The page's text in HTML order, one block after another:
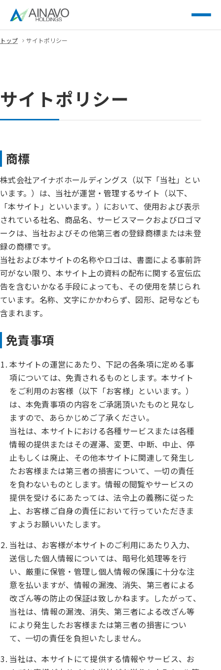
トップ サイトポリシー
サイトポリシー
商標
株式会社アイナボホールディングス（以下「当社」とい
います。）は、当社が運営・管理するサイト（以下、
「本サイト」といいます。）において、使用および表示
されている社名、商品名、サービスマークおよびロゴマ
ークは、当社およびその他第三者の登録商標または未登
録の商標です。
当社および本サイトの名称やロゴは、書面による事前許
可がない限り、本サイト上の資料の配布に関する宣伝広
告を含むいかなる手段によっても、その使用を禁じられ
ています。名称、文字にかかわらず、図形、記号なども
含まれます。
免責事項
本サイトの運営にあたり、下記の各条項に定める事
項については、免責されるものとします。本サイト
をご利用のお客様（以下「お客様」といいます。）
は、本免責事項の内容をご承諾頂いたものと見なし
ますので、あらかじめご了承ください。
当社は、本サイトにおける各種サービスまたは各種
情報の提供またはその遅滞、変更、中断、中止、停
止もしくは廃止、その他本サイトに関連して発生し
たお客様または第三者の損害について、一切の責任
を負わないものとします。情報の閲覧やサービスの
提供を受けるにあたっては、法令上の義務に従った
上、お客様ご自身の責任において行っていただきま
すようお願いいたします。
当社は、お客様が本サイトのご利用にあたり入力、
送信した個人情報については、暗号化処理等を行
い、厳重に保管・管理し個人情報の保護に十分な注
意を払いますが、情報の漏洩、消失、第三者による
改ざん等の防止の保証は致しかねます。したがって、
当社は、情報の漏洩、消失、第三者による改ざん等
により発生したお客様または第三者の損害につい
て、一切の責任を負担いたしません。
当社は、本サイトにて提供する情報やサービス、お